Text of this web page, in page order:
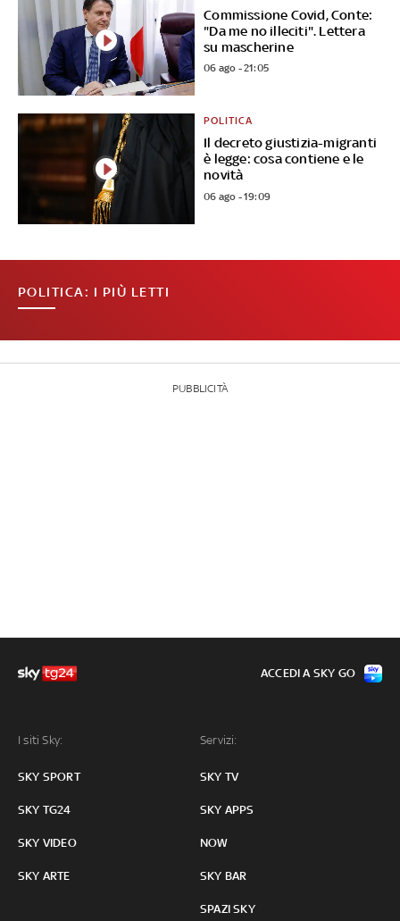
Commissione Covid, Conte:
"Da me no illeciti". Lettera
su mascherine
06 ago - 21:05
Il decreto giustizia-migranti
è legge: cosa contiene e le
novità
POLITICA
06 ago - 19:09
POLITICA: I PIÙ LETTI
PUBBLICITÀ
I siti Sky:
SKY SPORT
SKY TG24
SKY VIDEO
SKY ARTE
Servizi:
SKY TV
SKY APPS
NOW
SKY BAR
SPAZI SKY
ACCEDI A SKY GO